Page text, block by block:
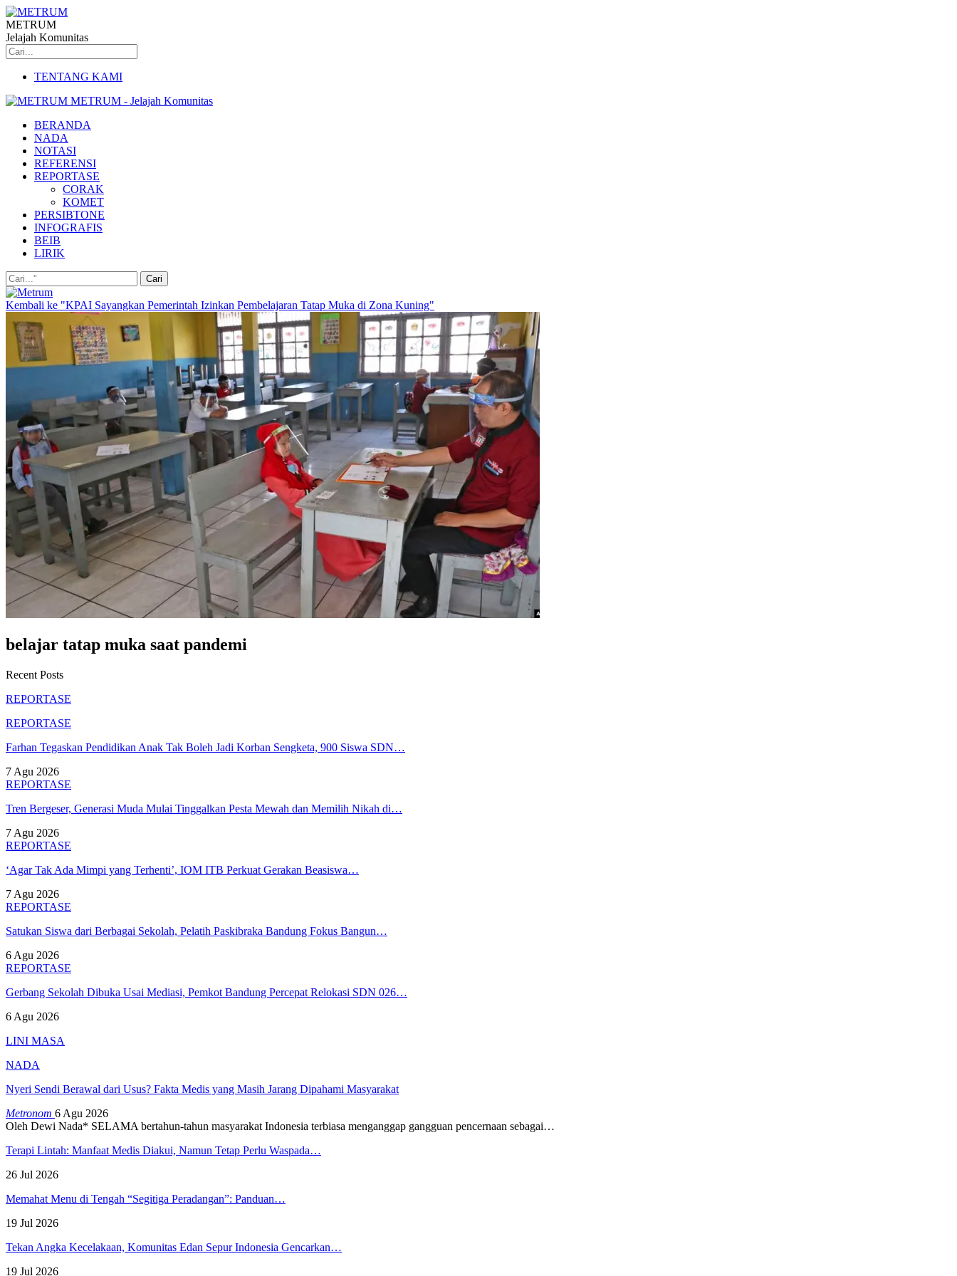
METRUM
Jelajah Komunitas
TENTANG KAMI
METRUM - Jelajah Komunitas
BERANDA
NADA
NOTASI
REFERENSI
REPORTASE
CORAK
KOMET
PERSIBTONE
INFOGRAFIS
BEIB
LIRIK
Kembali ke "KPAI Sayangkan Pemerintah Izinkan Pembelajaran Tatap Muka di Zona Kuning"
belajar tatap muka saat pandemi
Recent Posts
REPORTASE
REPORTASE
Farhan Tegaskan Pendidikan Anak Tak Boleh Jadi Korban Sengketa, 900 Siswa SDN…
7 Agu 2026
REPORTASE
Tren Bergeser, Generasi Muda Mulai Tinggalkan Pesta Mewah dan Memilih Nikah di…
7 Agu 2026
REPORTASE
‘Agar Tak Ada Mimpi yang Terhenti’, IOM ITB Perkuat Gerakan Beasiswa…
7 Agu 2026
REPORTASE
Satukan Siswa dari Berbagai Sekolah, Pelatih Paskibraka Bandung Fokus Bangun…
6 Agu 2026
REPORTASE
Gerbang Sekolah Dibuka Usai Mediasi, Pemkot Bandung Percepat Relokasi SDN 026…
6 Agu 2026
LINI MASA
NADA
Nyeri Sendi Berawal dari Usus? Fakta Medis yang Masih Jarang Dipahami Masyarakat
Metronom 6 Agu 2026
Oleh Dewi Nada* SELAMA bertahun-tahun masyarakat Indonesia terbiasa menganggap gangguan pencernaan sebagai…
Terapi Lintah: Manfaat Medis Diakui, Namun Tetap Perlu Waspada…
26 Jul 2026
Memahat Menu di Tengah “Segitiga Peradangan”: Panduan…
19 Jul 2026
Tekan Angka Kecelakaan, Komunitas Edan Sepur Indonesia Gencarkan…
19 Jul 2026